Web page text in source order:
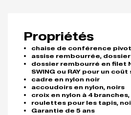
Propriétés
chaise de conférence
assise rembourrée,
dossier rembourré en filet
SWING ou RAY pour un
cadre en nylon noir
accoudoirs en nylon, noirs
croix en nylon à 4
roulettes pour les tapis,
Garantie de 5 ans